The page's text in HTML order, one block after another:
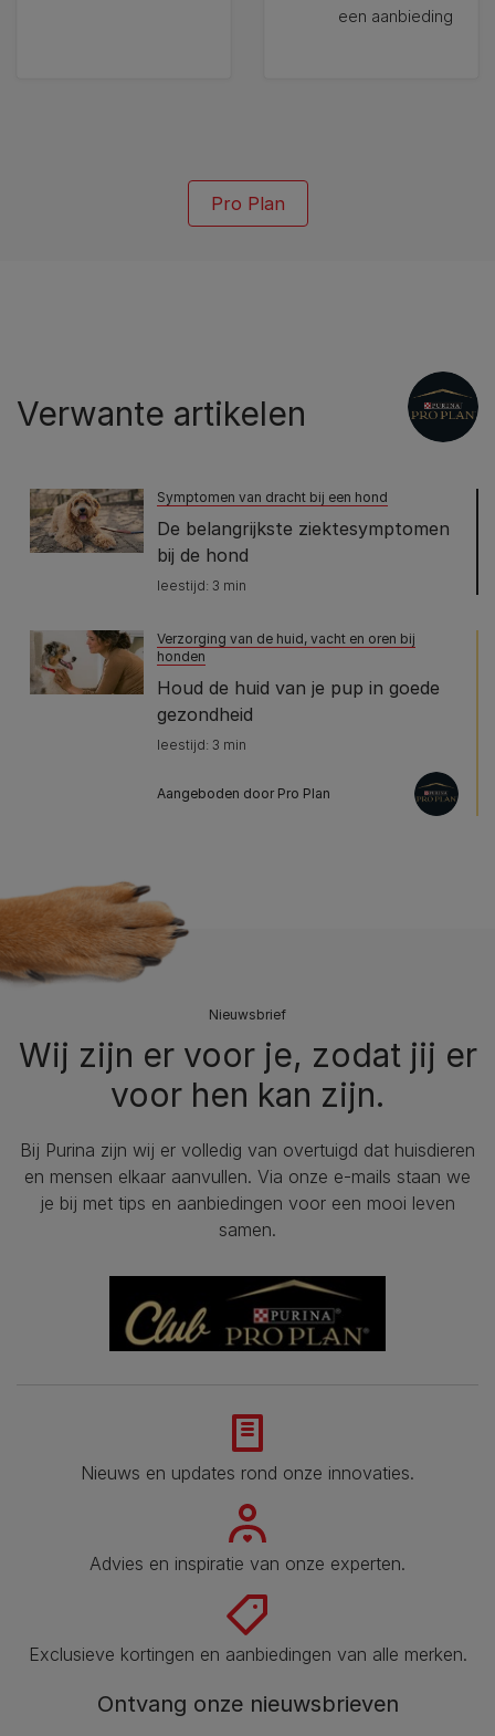
Pro Plan
een aanbieding
Verwante artikelen
Symptomen van dracht bij een hond
De belangrijkste ziektesymptomen
bij de hond
leestijd: 3 min
Verzorging van de huid, vacht en oren bij
honden
Houd de huid van je pup in goede
gezondheid
leestijd: 3 min
Aangeboden door Pro Plan
Nieuwsbrief
Wij zijn er voor je, zodat jij er
voor hen kan zijn.
Bij Purina zijn wij er volledig van overtuigd dat huisdieren
en mensen elkaar aanvullen. Via onze e-mails staan we
je bij met tips en aanbiedingen voor een mooi leven
samen.
Nieuws en updates rond onze innovaties.
Advies en inspiratie van onze experten.
Exclusieve kortingen en aanbiedingen van alle merken.
Ontvang onze nieuwsbrieven